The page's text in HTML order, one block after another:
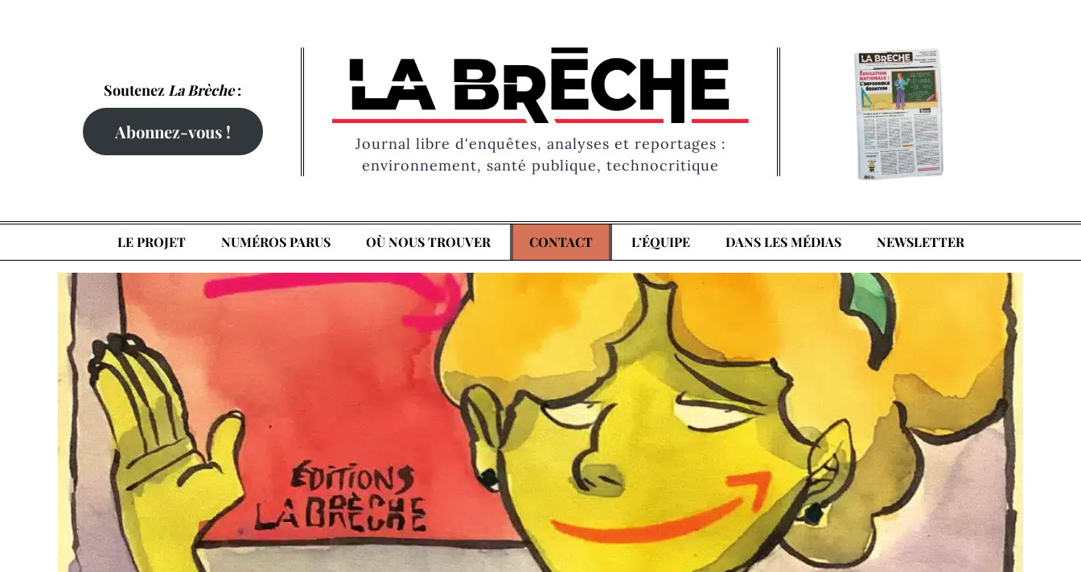
Soutenez La Brèche:
Abonnez-vous !
Journal libre d'enquêtes, analyses et reportages :
environnement, santé publique, technocritique
LE PROJET NUMÉROS PARUS OÙ NOUS TROUVER CONTACT L’ÉQUIPE DANS LES MÉDIAS NEWSLETTER